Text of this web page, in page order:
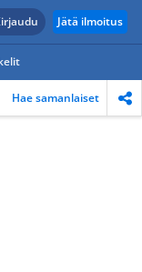
Jätä ilmoitus
Hae samanlaiset